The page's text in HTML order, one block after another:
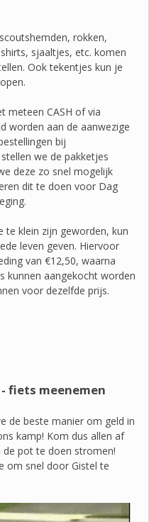
rokken,
sjaaltjes, etc. komen
Ook tekentjes kun je
meteen CASH of via
worden aan de aanwezige
bij
we de pakketjes
deze zo snel mogelijk
dit te doen voor Dag
te klein zijn geworden, kun
leven geven. Hiervoor
van €12,50, waarna
kunnen aangekocht worden
voor dezelfde prijs.
fiets meenemen
de beste manier om geld in
kamp! Kom dus allen af
pot te doen stromen!
om snel door Gistel te